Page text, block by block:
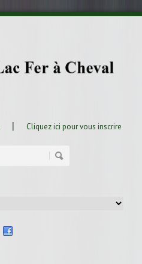
| Cliquez ici pour vous inscrire